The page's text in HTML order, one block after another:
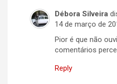
Débora Silveira
14 de março de
Pior é que não
comentários
Reply